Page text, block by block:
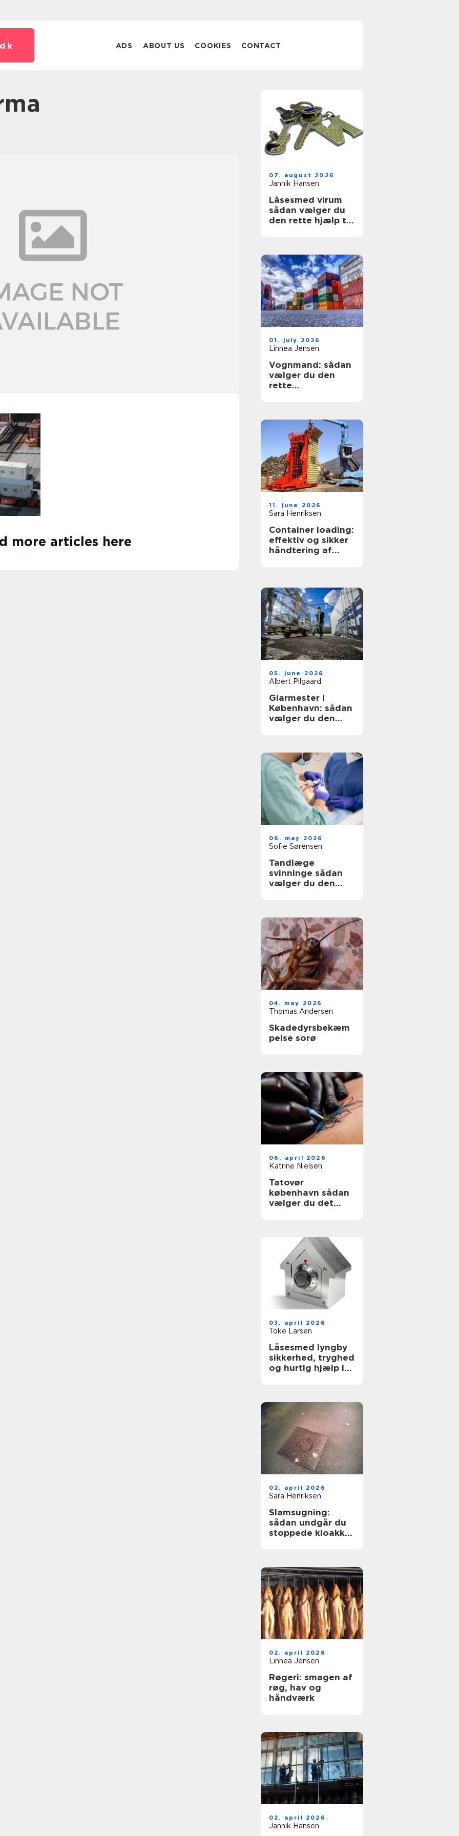
ADS ABOUT US COOKIES CONTACT
more articles here
07. august 2026
Jannik Hansen
Låsesmed virum
sådan vælger du
den rette hjælp til
01. july 2026
Linnea Jensen
Vognmand: sådan
vælger du den
rette
11. june 2026
Sara Henriksen
Container loading:
effektiv og sikker
håndtering af
05. june 2026
Albert Pilgaard
Glarmester i
København: sådan
vælger du den
06. may 2026
Sofie Sørensen
Tandlæge
svinninge sådan
vælger du den
04. may 2026
Thomas Andersen
Skadedyrsbekæm
pelse sorø
06. april 2026
Katrine Nielsen
Tatovør
københavn sådan
vælger du det
03. april 2026
Toke Larsen
Låsesmed lyngby
sikkerhed, tryghed
og hurtig hjælp i
02. april 2026
Sara Henriksen
Slamsugning:
sådan undgår du
stoppede kloakker
02. april 2026
Linnea Jensen
Røgeri: smagen af
røg, hav og
håndværk
02. april 2026
Jannik Hansen